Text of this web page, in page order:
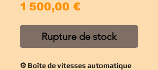
1 500,00 €
Rupture de stock
⚙️ Boîte de vitesses automatique